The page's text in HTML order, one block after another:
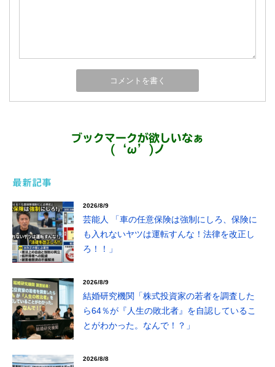
ブックマークが欲しいなぁ
(‘ω’)ノ
最新記事
2026/8/9
芸能人 「車の任意保険は強制にしろ、保険に
も入れないヤツは運転すんな！法律を改正し
ろ！！」
2026/8/9
結婚研究機関「株式投資家の若者を調査した
ら64％が『人生の敗北者』を自認しているこ
とがわかった。なんで！？」
2026/8/8